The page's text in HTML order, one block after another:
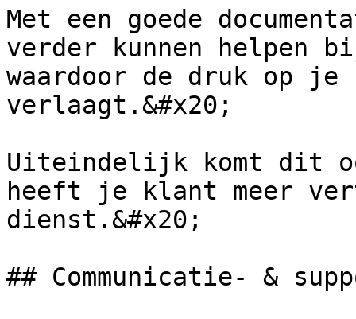
Met een goede
verder kunnen helpen
waardoor de druk op je
verlaagt.&#x20;
Uiteindelijk komt dit
heeft je klant meer
dienst.&#x20;
## Communicatie- &